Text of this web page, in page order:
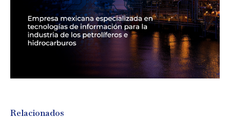
Relacionados